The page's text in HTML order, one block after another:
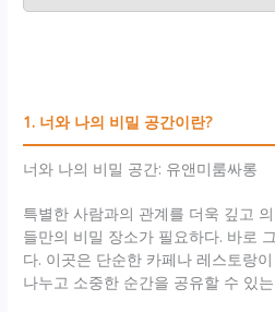
1. 너와 나의 비밀 공간이란?
너와 나의 비밀 공간: 유앤미룸싸롱
특별한 사람과의 관계를 더욱 깊고
들만의 비밀 장소가 필요하다. 바로
다. 이곳은 단순한 카페나 레스토랑
나누고 소중한 순간을 공유할 수 있